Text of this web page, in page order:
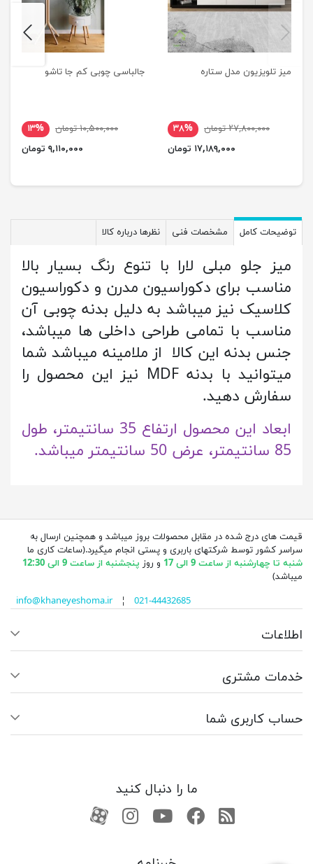
میز تلویزیون مدل ستاره
۲۷,۸۰۰,۰۰۰ تومان
۳۸%
۱۷,۱۸۹,۰۰۰ تومان
جالباسی چوبی کم جا تاشو
۱۰,۵۰۰,۰۰۰ تومان
۱۳%
۹,۱۱۰,۰۰۰ تومان
previus
توضیحات کامل مشخصات فنی نظرها درباره کالا
میز جلو مبلی لارا با تنوع رنگ بسیار بالا
مناسب برای دکوراسیون مدرن و دکوراسیون
کلاسیک نیز میباشد به دلیل بدنه چوبی آن
مناسب با تمامی طراحی داخلی ها میباشد،
جنس بدنه این کالا از ملامینه میباشد شما
میتوانید با بدنه MDF نیز این محصول را
سفارش دهید.
ابعاد این محصول ارتفاع 35 سانتیمتر، طول
85 سانتیمتر، عرض 50 سانتیمتر میباشد.
قیمت های درج شده در مقابل محصولات بروز میباشد و همچنین ارسال به
سراسر کشور توسط شرکتهای باربری و پستی انجام میگیرد.(ساعات کاری ما
شنبه تا چهارشنبه از ساعت 9 الی 17
و روز پنجشنبه از ساعت 9 الی 12:30
میباشد)
info@khaneyeshoma.ir¦ 021-44432685
اطلاعات
خدمات مشتری
حساب کاربری شما
ما را دنبال کنید
RSSفیسبوکیوتیوبکانال آپارات
کانال آپارات